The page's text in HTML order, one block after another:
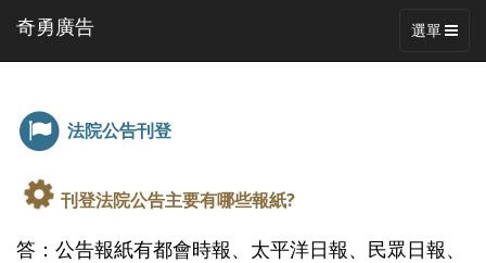
Toggle
選單
奇勇廣告
法院公告刊登
刊登法院公告主要有哪些報紙?
答：公告報紙有都會時報、太平洋日報、民眾日報、